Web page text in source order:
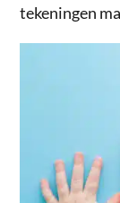
tekeningen